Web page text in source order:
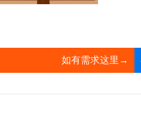
如有需求这里→